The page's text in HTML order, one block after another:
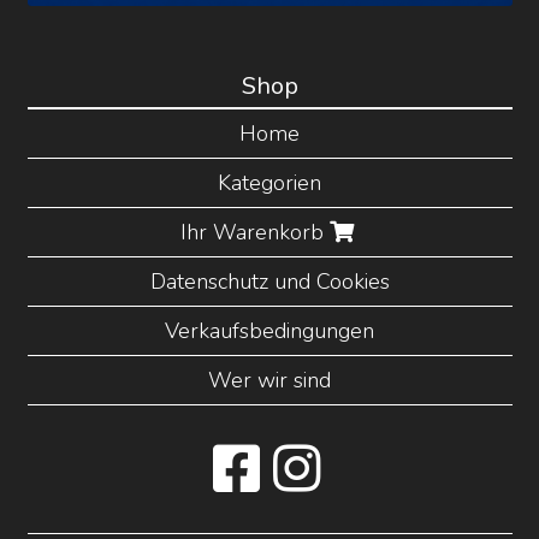
Shop
Home
Kategorien
Ihr Warenkorb
Datenschutz und Cookies
Verkaufsbedingungen
Wer wir sind